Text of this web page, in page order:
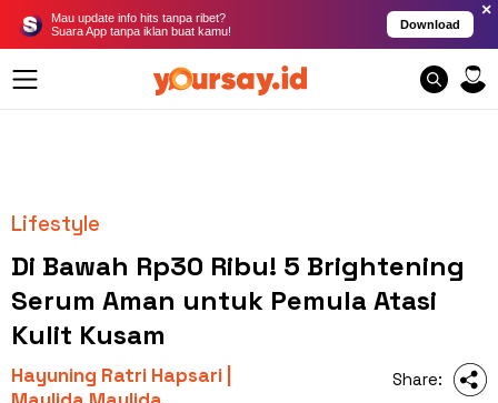
Mau update info hits tanpa ribet?
Suara App tanpa iklan buat kamu!
Download
×
Lifestyle
Di Bawah Rp30 Ribu! 5 Brightening
Serum Aman untuk Pemula Atasi
Kulit Kusam
Hayuning Ratri Hapsari |
Share: